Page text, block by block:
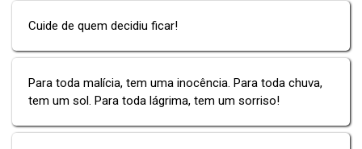
Cuide de quem decidiu ficar!
Para toda malícia, tem uma inocência. Para toda chuva,
tem um sol. Para toda lágrima, tem um sorriso!